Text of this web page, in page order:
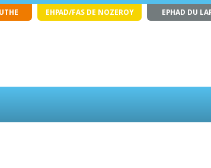
EHPAD/FAS DE NOZEROY EPHAD DU